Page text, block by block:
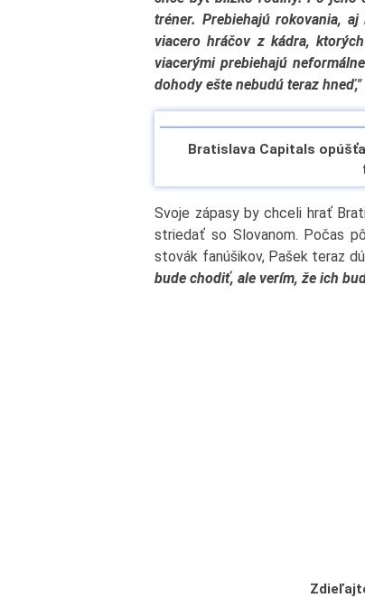
tréner. Prebiehajú rokovania,
viacero hráčov z kádra,
viacerými prebiehajú
dohody ešte nebudú teraz hneď,"
Bratislava Capitals
Svoje zápasy by chceli hrať
striedať so Slovanom. Počas
stovák fanúšikov, Pašek teraz
bude chodiť, ale verím, že ich